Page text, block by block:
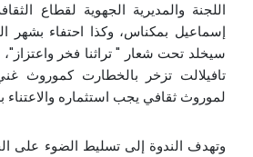
اللجنة والمديرية الجهوية لقطاع
سيخلد تحت شعار " تراثنا فخر
تافيلالت تزخر بالخطارت كموروث
لموروث ثقافي يجب استثماره والاعتناء
وتهدف الندوة إلى تسليط الضوء على